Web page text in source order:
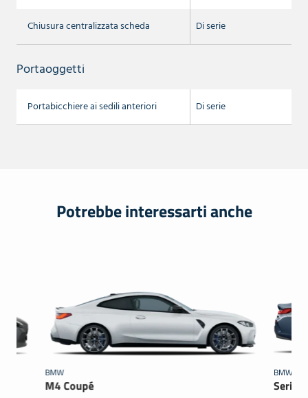
Chiusura centralizzata scheda Di serie
Portaoggetti
Portabicchiere ai sedili anteriori Di serie
Potrebbe interessarti anche
BMW
M4 Coupé
BMW
Serie